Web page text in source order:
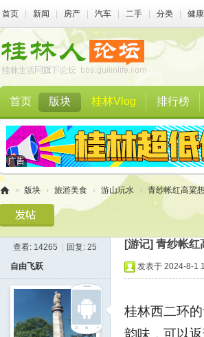
首页 新闻 房产 汽车 二手 分类 健康
首页 版块 桂林Vlog 排行榜
林
» 版块 › 旅游美食 › 游山玩水 › 青纱帐红高粱
查看: 14265 回复: 25 [游记] 青纱帐红
自由飞跃 发表于 2024-8-1
桂林西二环
韵味，可以返